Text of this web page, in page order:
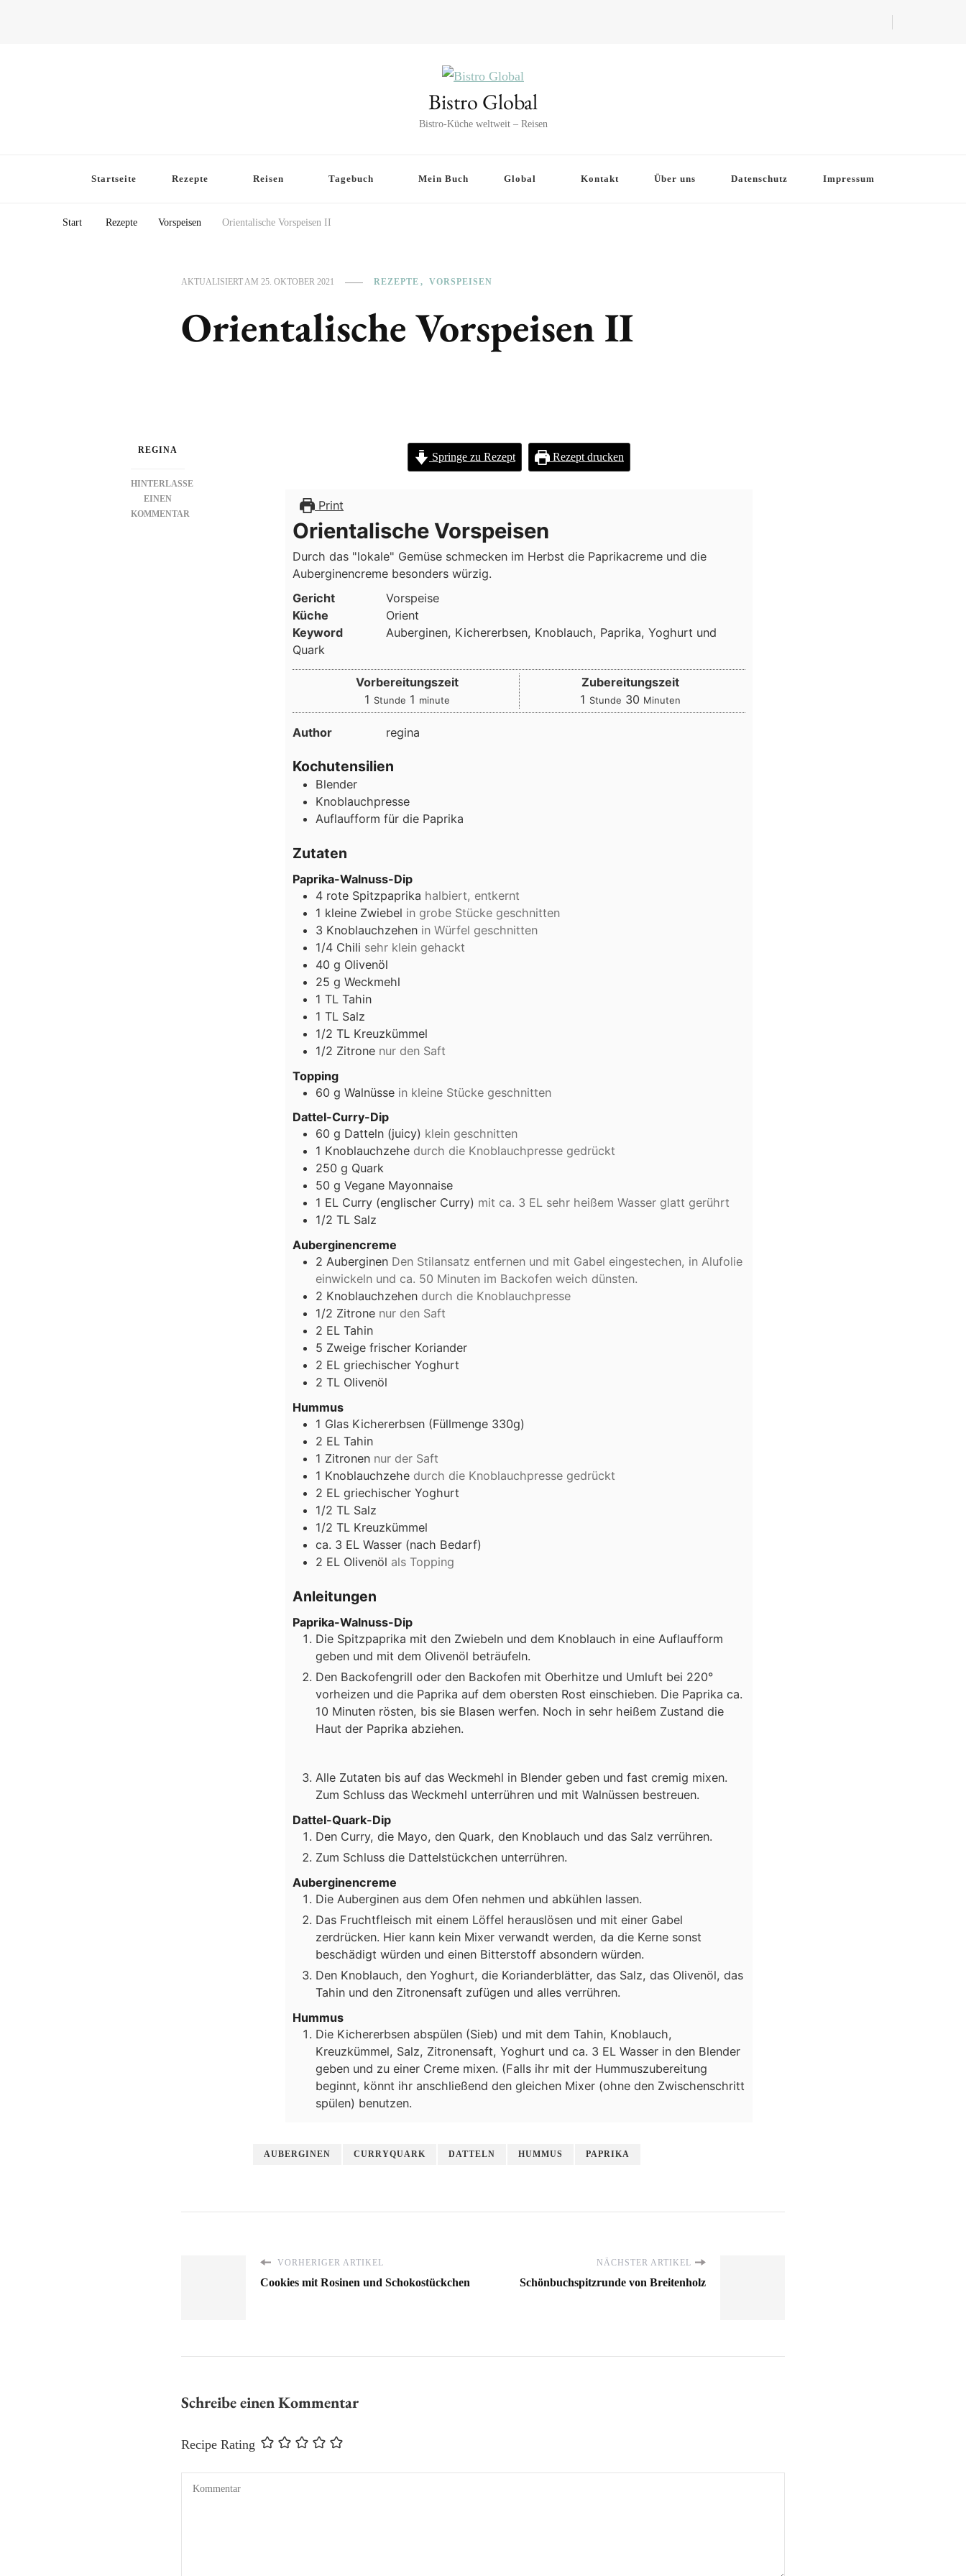
Bistro Global
Bistro-Küche weltweit – Reisen
Startseite Rezepte Reisen Tagebuch Mein Buch Global Kontakt Über uns Datenschutz Impressum
Start Rezepte Vorspeisen Orientalische Vorspeisen II
AKTUALISIERT AM 25. OKTOBER 2021 REZEPTE VORSPEISEN
Orientalische Vorspeisen II
REGINA
HINTERLASSE
EINEN
KOMMENTAR
Springe zu Rezept Rezept drucken
Print
Orientalische Vorspeisen
Durch das "lokale" Gemüse schmecken im Herbst die Paprikacreme und die
Auberginencreme besonders würzig.
Gericht
Vorspeise
Küche
Orient
Keyword
Auberginen, Kichererbsen, Knoblauch, Paprika, Yoghurt und
Quark
Vorbereitungszeit
1 Stunde
Stunde 1 minute
minute
Zubereitungszeit
1 Stunde
Stunde 30 Minuten
Minuten
Author regina
Kochutensilien
Blender
Knoblauchpresse
Auflaufform für die Paprika
Zutaten
Paprika-Walnuss-Dip
4 rote Spitzpaprika halbiert, entkernt
1 kleine Zwiebel in grobe Stücke geschnitten
3 Knoblauchzehen in Würfel geschnitten
1/4 Chili sehr klein gehackt
40 g Olivenöl
25 g Weckmehl
1 TL Tahin
1 TL Salz
1/2 TL Kreuzkümmel
1/2 Zitrone nur den Saft
Topping
60 g Walnüsse in kleine Stücke geschnitten
Dattel-Curry-Dip
60 g Datteln (juicy) klein geschnitten
1 Knoblauchzehe durch die Knoblauchpresse gedrückt
250 g Quark
50 g Vegane Mayonnaise
1 EL Curry (englischer Curry) mit ca. 3 EL sehr heißem Wasser glatt gerührt
1/2 TL Salz
Auberginencreme
2 Auberginen Den Stilansatz entfernen und mit Gabel eingestechen, in Alufolie
einwickeln und ca. 50 Minuten im Backofen weich dünsten.
2 Knoblauchzehen durch die Knoblauchpresse
1/2 Zitrone nur den Saft
2 EL Tahin
5 Zweige frischer Koriander
2 EL griechischer Yoghurt
2 TL Olivenöl
Hummus
1 Glas Kichererbsen (Füllmenge 330g)
2 EL Tahin
1 Zitronen nur der Saft
1 Knoblauchzehe durch die Knoblauchpresse gedrückt
2 EL griechischer Yoghurt
1/2 TL Salz
1/2 TL Kreuzkümmel
ca. 3 EL Wasser (nach Bedarf)
2 EL Olivenöl als Topping
Anleitungen
Paprika-Walnuss-Dip
Die Spitzpaprika mit den Zwiebeln und dem Knoblauch in eine Auflaufform
geben und mit dem Olivenöl beträufeln.
Den Backofengrill oder den Backofen mit Oberhitze und Umluft bei 220°
vorheizen und die Paprika auf dem obersten Rost einschieben. Die Paprika ca.
10 Minuten rösten, bis sie Blasen werfen. Noch in sehr heißem Zustand die
Haut der Paprika abziehen.
Alle Zutaten bis auf das Weckmehl in Blender geben und fast cremig mixen.
Zum Schluss das Weckmehl unterrühren und mit Walnüssen bestreuen.
Dattel-Quark-Dip
Den Curry, die Mayo, den Quark, den Knoblauch und das Salz verrühren.
Zum Schluss die Dattelstückchen unterrühren.
Auberginencreme
Die Auberginen aus dem Ofen nehmen und abkühlen lassen.
Das Fruchtfleisch mit einem Löffel herauslösen und mit einer Gabel
zerdrücken. Hier kann kein Mixer verwandt werden, da die Kerne sonst
beschädigt würden und einen Bitterstoff absondern würden.
Den Knoblauch, den Yoghurt, die Korianderblätter, das Salz, das Olivenöl, das
Tahin und den Zitronensaft zufügen und alles verrühren.
Hummus
Die Kichererbsen abspülen (Sieb) und mit dem Tahin, Knoblauch,
Kreuzkümmel, Salz, Zitronensaft, Yoghurt und ca. 3 EL Wasser in den Blender
geben und zu einer Creme mixen. (Falls ihr mit der Hummuszubereitung
beginnt, könnt ihr anschließend den gleichen Mixer (ohne den Zwischenschritt
spülen) benutzen.
AUBERGINEN CURRYQUARK DATTELN HUMMUS PAPRIKA
VORHERIGER ARTIKEL
Cookies mit Rosinen und Schokostückchen
NÄCHSTER ARTIKEL
Schönbuchspitzrunde von Breitenholz
Schreibe einen Kommentar
Recipe Rating